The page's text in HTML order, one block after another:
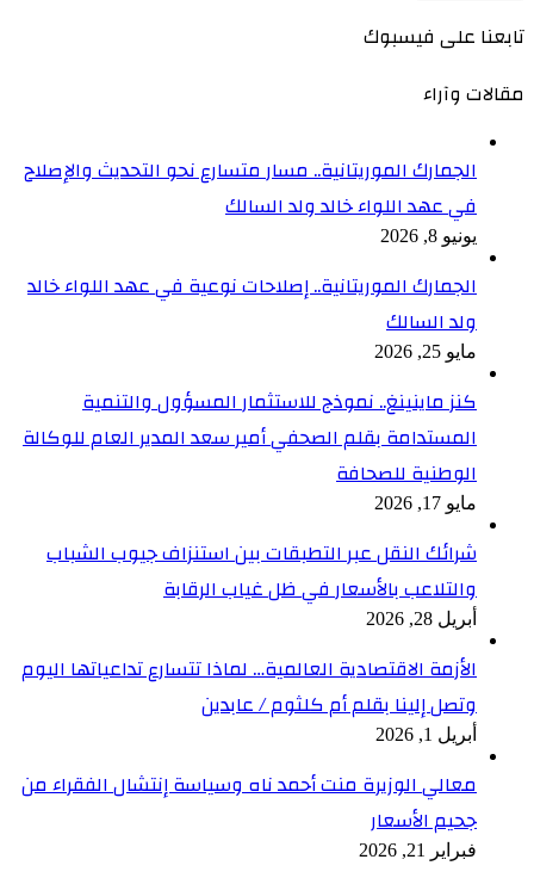
تابعنا على فيسبوك
مقالات وآراء
الجمارك الموريتانية.. مسار متسارع نحو التحديث والإصلاح
في عهد اللواء خالد ولد السالك
يونيو 8, 2026
الجمارك الموريتانية.. إصلاحات نوعية في عهد اللواء خالد
ولد السالك
مايو 25, 2026
كنز ماينينغ.. نموذج للاستثمار المسؤول والتنمية
المستدامة بقلم الصحفي أمير سعد المدير العام للوكالة
الوطنية للصحافة
مايو 17, 2026
شرائك النقل عبر التطبقات بين استنزاف جيوب الشباب
والتلاعب بالأسعار في ظل غياب الرقابة
أبريل 28, 2026
الأزمة الاقتصادية العالمية… لماذا تتسارع تداعياتها اليوم
وتصل إلينا بقلم أم كلثوم / عابدين
أبريل 1, 2026
معالي الوزيرة منت أحمد ناه وسياسة إنتشال الفقراء من
جحيم الأسعار
فبراير 21, 2026